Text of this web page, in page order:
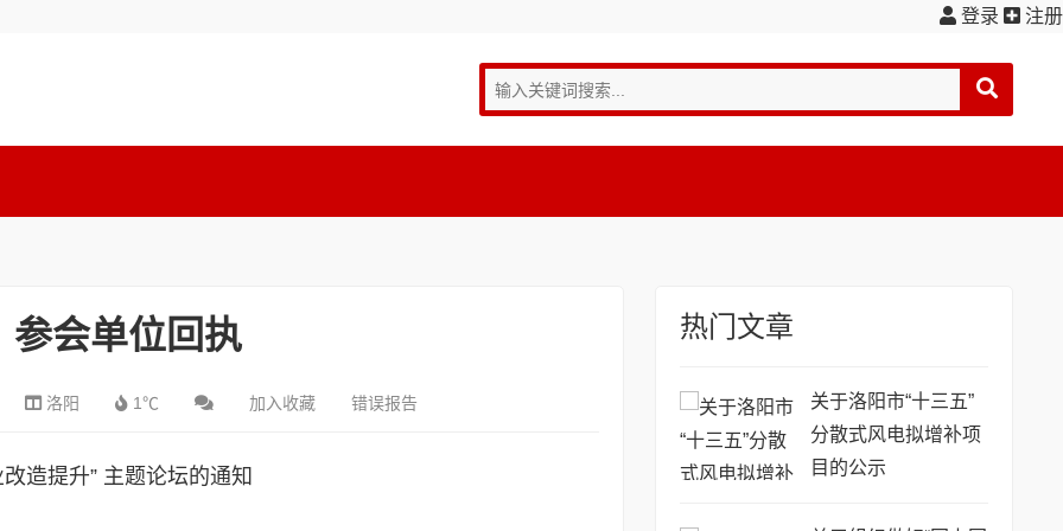
登录 注册
参会单位回执
洛阳 1℃ 加入收藏 错误报告
造提升” 主题论坛的通知
热门文章
关于洛阳市“十三五”
分散式风电拟增补项
目的公示